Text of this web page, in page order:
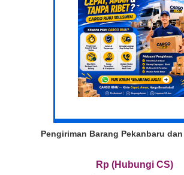
Pengiriman Barang Pekanbaru
Rp (Hubungi CS)